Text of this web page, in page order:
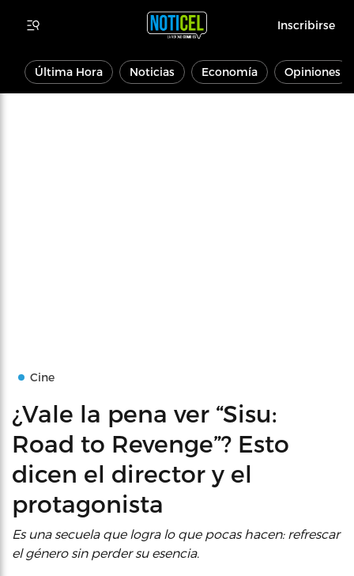
Inscribirse
Última Hora Noticias Economía Opiniones
Cine
¿Vale la pena ver “Sisu:
Road to Revenge”? Esto
dicen el director y el
protagonista
Es una secuela que logra lo que pocas hacen: refrescar
el género sin perder su esencia.